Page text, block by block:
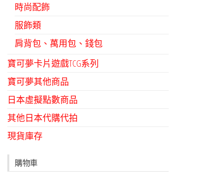
時尚配飾
服飾類
肩背包、萬用包、錢包
寶可夢卡片遊戲TCG系列
寶可夢其他商品
日本虛擬點數商品
其他日本代購代拍
現貨庫存
購物車